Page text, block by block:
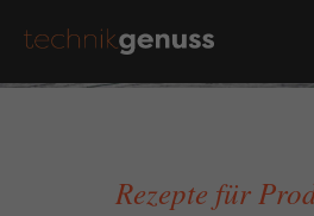
Rezepte für